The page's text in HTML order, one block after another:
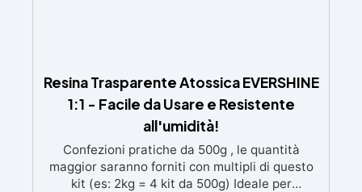
Resina Trasparente Atossica EVERSHINE
1:1 - Facile da Usare e Resistente
all'umidità!
Confezioni pratiche da 500g , le quantità
maggior saranno forniti con multipli di questo
kit (es: 2kg = 4 kit da 500g) Ideale per